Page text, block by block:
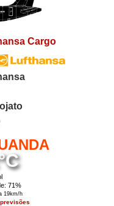
Cargo
71%
19km/h